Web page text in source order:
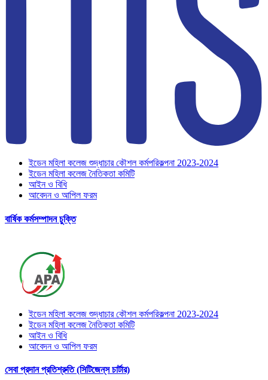
ইডেন মহিলা কলেজ শুদ্ধাচার কৌশল কর্মপরিকল্পনা 2023-2024
ইডেন মহিলা কলেজ নৈতিকতা কমিটি
আইন ও বিধি
আবেদন ও আপিল ফরম
বার্ষিক কর্মসম্পাদন চুক্তি
ইডেন মহিলা কলেজ শুদ্ধাচার কৌশল কর্মপরিকল্পনা 2023-2024
ইডেন মহিলা কলেজ নৈতিকতা কমিটি
আইন ও বিধি
আবেদন ও আপিল ফরম
সেবা প্রদান প্রতিশ্রুতি (সিটিজেন্‌স চার্টার)